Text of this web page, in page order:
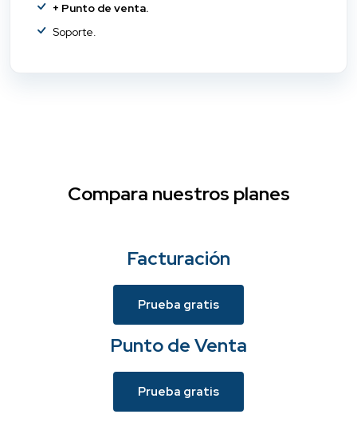
+ Punto de venta.
Soporte.
Compara nuestros planes
Facturación
Prueba gratis
Punto de Venta
Prueba gratis